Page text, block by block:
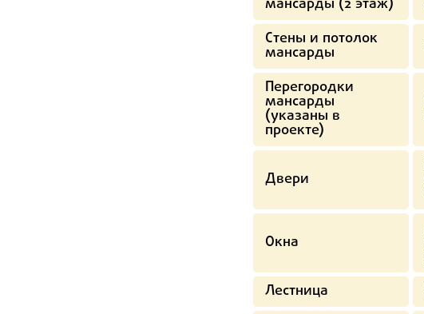
мансарды (2 этаж)
Стены и потолок
мансарды
Перегородки
мансарды
(указаны в
проекте)
Двери
Окна
Лестница